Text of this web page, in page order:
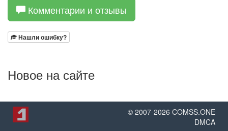
Комментарии и отзывы
Нашли ошибку?
Новое на сайте
© 2007-2026 COMSS.ONE
DMCA